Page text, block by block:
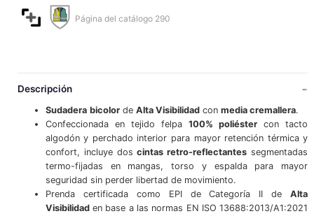
Página del catálogo 290
Descripción
Sudadera bicolorde Alta Visibilidadcon media cremallera.
Confeccionada en tejido felpa100% poliéster con tacto
algodón y perchado interior para mayor retención térmica y
confort, incluye doscintas retro-reflectantes segmentadas
termo-fijadas en mangas, torso y espalda para mayor
seguridad sin perder libertad de movimiento.
Prenda certificada como EPI de Categoría II deAlta
Visibilidaden base a las normas EN ISO 13688:2013/A1:2021